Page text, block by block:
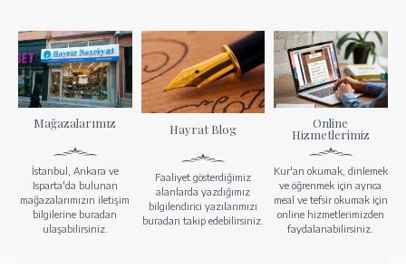
Mağazalarımız
İstanbul, Ankara ve
Isparta'da bulunan
mağazalarımızın iletişim
bilgilerine buradan
ulaşabilirsiniz.
Hayrat Blog
Faaliyet gösterdiğimiz
alanlarda yazdığımız
bilgilendirici yazılarımızı
buradan takip edebilirsiniz.
Online
Hizmetlerimiz
Kur'an okumak, dinlemek
ve öğrenmek için ayrıca
meal ve tefsir okumak için
online hizmetlerimizden
faydalanabilirsiniz.